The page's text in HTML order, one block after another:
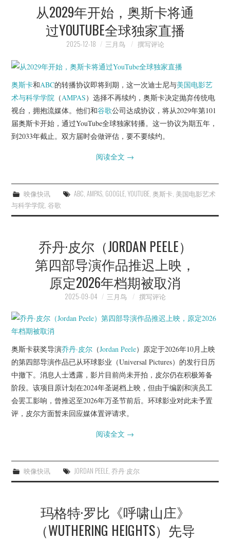
从2029年开始，奥斯卡将通
过YOUTUBE全球独家直播
2025-12-18 三月鸟 撰写评论
奥斯卡和ABC的转播协议即将到期，这一次迪士尼与美国电影艺
术与科学学院 （AMPAS）选择不再续约，奥斯卡决定抛弃传统电
视台，拥抱流媒体。他们和谷歌公司达成协议，将从2029年第101
届奥斯卡开始，通过YouTube全球独家转播。这一协议为期五年，
到2033年截止。双方届时会做评估，要不要续约。
阅读全文 →
映像快讯 ABC, AMPAS, GOOGLE, YOUTUBE, 奥斯卡, 美国电影艺术
与科学学院,谷歌
乔丹·皮尔（JORDAN PEELE）
第四部导演作品推迟上映，
原定2026年档期被取消
2025-09-04 三月鸟 撰写评论
奥斯卡获奖导演乔丹·皮尔 （Jordan Peele）原定于2026年10月上映
的第四部导演作品已从环球影业（Universal Pictures）的发行日历
中撤下。消息人士透露，影片目前尚未开拍，皮尔仍在积极筹备
阶段。该项目原计划在2024年圣诞档上映，但由于编剧和演员工
会罢工影响，曾推迟至2026年万圣节前后。环球影业对此未予置
评，皮尔方面暂未回应媒体置评请求。
阅读全文 →
映像快讯 JORDAN PEELE, 乔丹·皮尔
玛格特·罗比《呼啸山庄》
（WUTHERING HEIGHTS）先导